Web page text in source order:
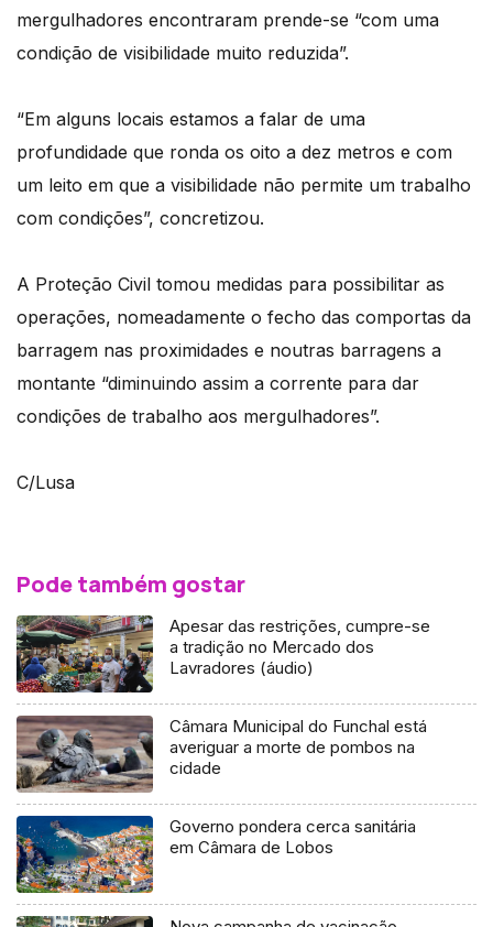
mergulhadores encontraram prende-se “com uma
condição de visibilidade muito reduzida”.
“Em alguns locais estamos a falar de uma
profundidade que ronda os oito a dez metros e com
um leito em que a visibilidade não permite um trabalho
com condições”, concretizou.
A Proteção Civil tomou medidas para possibilitar as
operações, nomeadamente o fecho das comportas da
barragem nas proximidades e noutras barragens a
montante “diminuindo assim a corrente para dar
condições de trabalho aos mergulhadores”.
C/Lusa
Pode também gostar
Apesar das restrições, cumpre-se
a tradição no Mercado dos
Lavradores (áudio)
Câmara Municipal do Funchal está
averiguar a morte de pombos na
cidade
Governo pondera cerca sanitária
em Câmara de Lobos